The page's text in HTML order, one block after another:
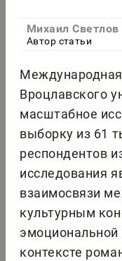
Михаил Светлов
Автор статьи
Международная
Вроцлавского
масштабное
выборку из 61
респондентов
исследования
взаимосвязи
культурным
контексте